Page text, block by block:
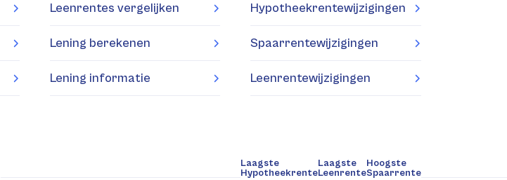
Leenrentes vergelijken
Lening berekenen
Lening informatie
Hypotheekrentewijzigingen
Spaarrentewijzigingen
Leenrentewijzigingen
Laagste
Hypotheekrente
Laagste
Leenrente
Hoogste
Spaarrente